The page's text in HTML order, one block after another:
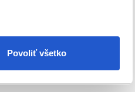
Povoliť všetko